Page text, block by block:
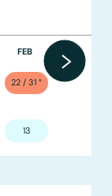
FEB
22 / 31 °
13